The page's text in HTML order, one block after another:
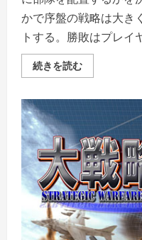
かで序盤の戦略は大き
トする。勝敗はプレイ
続きを読む新
大
オ
ブ
ソ
ル
ジ
ャ
ー
の
詳
細
を